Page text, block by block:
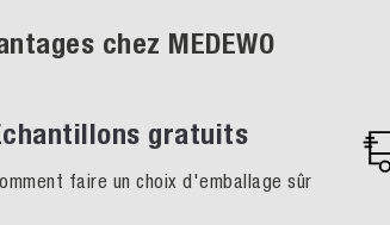
chez MEDEWO
gratuits
faire un choix d'emballage sûr